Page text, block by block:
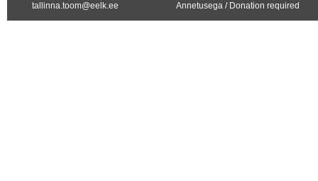
tallinna.toom@eelk.ee
Annetusega / Donation required